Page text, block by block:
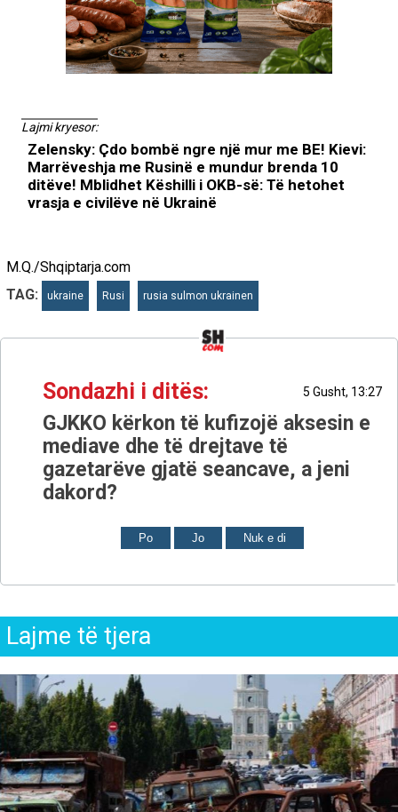
Lajmi kryesor:
Zelensky: Çdo bombë ngre një mur me BE! Kievi:
Marrëveshja me Rusinë e mundur brenda 10
ditëve! Mblidhet Këshilli i OKB-së: Të hetohet
vrasja e civilëve në Ukrainë
M.Q./Shqiptarja.com
TAG:
ukraine Rusi rusia sulmon ukrainen
Sondazhi i ditës: 5 Gusht, 13:27
GJKKO kërkon të kufizojë aksesin e
mediave dhe të drejtave të
gazetarëve gjatë seancave, a jeni
dakord?
Po Jo Nuk e di
Lajme të tjera